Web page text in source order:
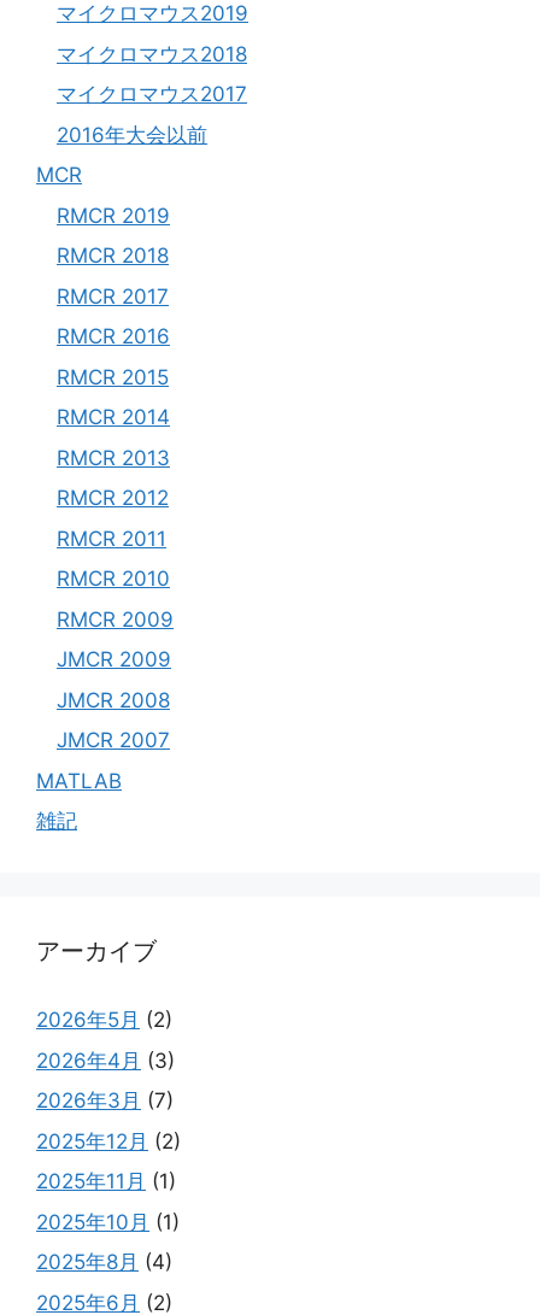
マイクロマウス2019
マイクロマウス2018
マイクロマウス2017
2016年大会以前
MCR
RMCR 2019
RMCR 2018
RMCR 2017
RMCR 2016
RMCR 2015
RMCR 2014
RMCR 2013
RMCR 2012
RMCR 2011
RMCR 2010
RMCR 2009
JMCR 2009
JMCR 2008
JMCR 2007
MATLAB
雑記
アーカイブ
2026年5月 (2)
2026年4月 (3)
2026年3月 (7)
2025年12月 (2)
2025年11月 (1)
2025年10月 (1)
2025年8月 (4)
2025年6月 (2)